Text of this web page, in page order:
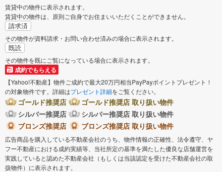
賃貸中の物件に表示されます。
賃貸中の物件は、原則ご自身でお住まいいただくことができません。
請求済
その物件が資料請求・お問い合わせ済みの場合に表示されます。
既読
その物件を既にご覧になっている場合に表示されます。
成約でもらえる
【Yahoo!不動産】物件ご成約で最大20万円相当PayPayポイントプレゼント！
の対象物件です。詳細はプレゼント詳細をご覧ください。
ゴールド推奨店
ゴールド推奨店 取り扱い物件
シルバー推奨店
シルバー推奨店 取り扱い物件
ブロンズ推奨店
ブロンズ推奨店 取り扱い物件
広告商品を購入している不動産会社のうち、物件情報の正確性、法令遵守、ヤ
フー不動産における成約実績等、当社所定の基準を満たした優良な店舗運営を
実践していると認めた不動産会社（もしくは当該認定を受けた不動産会社の取
扱物件）に表示されます。